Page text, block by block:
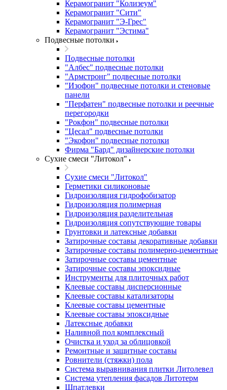
Керамогранит "Колизеум"
Керамогранит "Сити"
Керамогранит "Э-Грес"
Керамогранит "Эстима"
Подвесные потолки
Подвесные потолки
"Албес" подвесные потолки
"Армстронг" подвесные потолки
"Изофон" подвесные потолки и стеновые
панели
"Перфатен" подвесные потолки и реечные
перегородки
"Рокфон" подвесные потолки
"Цесал" подвесные потолки
"Экофон" подвесные потолки
Фирма "Бард" дизайнерские потолки
Сухие смеси "Литокол"
Сухие смеси "Литокол"
Герметики силиконовые
Гидроизоляция гидрофобизатор
Гидроизоляция полимерная
Гидроизоляция разделительная
Гидроизоляция сопутствующие товары
Грунтовки и латексные добавки
Затирочные составы декоративные добавки
Затирочные составы полимерно-цементные
Затирочные составы цементные
Затирочные составы эпоксидные
Инструменты для плиточных работ
Клеевые составы дисперсионные
Клеевые составы катализаторы
Клеевые составы цементные
Клеевые составы эпоксидные
Латексные добавки
Наливной пол комплексный
Очистка и уход за облицовкой
Ремонтные и защитные составы
Ровнители (стяжки) пола
Система выравнивания плитки Литолевел
Система утепления фасадов Литотерм
Шпатлевки